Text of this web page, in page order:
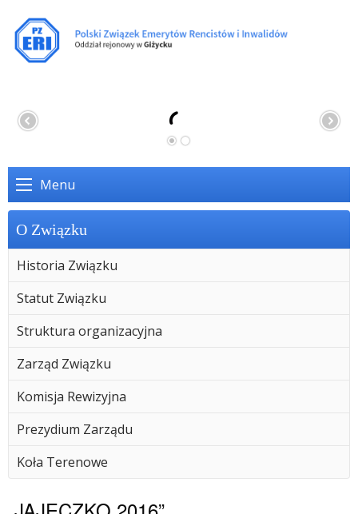
Menu
O Związku
Historia Związku
Statut Związku
Struktura organizacyjna
Zarząd Związku
Komisja Rewizyjna
Prezydium Zarządu
Koła Terenowe